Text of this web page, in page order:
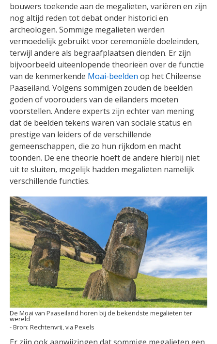
bouwers toekende aan de megalieten, variëren en zijn
nog altijd reden tot debat onder historici en
archeologen. Sommige megalieten werden
vermoedelijk gebruikt voor ceremoniële doeleinden,
terwijl andere als begraafplaatsen dienden. Er zijn
bijvoorbeeld uiteenlopende theorieën over de functie
van de kenmerkende Moai-beelden op het Chileense
Paaseiland. Volgens sommigen zouden de beelden
goden of voorouders van de eilanders moeten
voorstellen. Andere experts zijn echter van mening
dat de beelden tekens waren van sociale status en
prestige van leiders of de verschillende
gemeenschappen, die zo hun rijkdom en macht
toonden. De ene theorie hoeft de andere hierbij niet
uit te sluiten, mogelijk hadden megalieten namelijk
verschillende functies.
De Moai van Paaseiland horen bij de bekendste megalieten ter
wereld
Rechtenvrij, via Pexels